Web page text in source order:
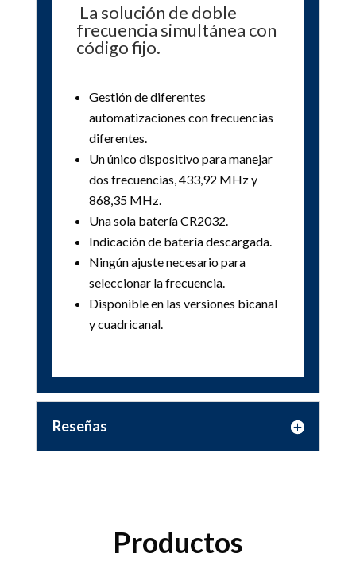
La solución de doble
frecuencia simultánea con
código fijo.
Gestión de diferentes
automatizaciones con frecuencias
diferentes.
Un único dispositivo para manejar
dos frecuencias, 433,92 MHz y
868,35 MHz.
Una sola batería CR2032.
Indicación de batería descargada.
Ningún ajuste necesario para
seleccionar la frecuencia.
Disponible en las versiones bicanal
y cuadricanal.
Reseñas
Productos